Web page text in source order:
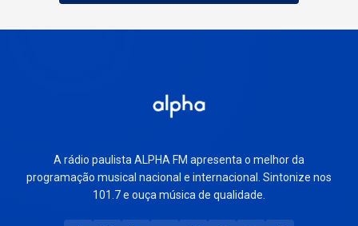
A rádio paulista ALPHA FM apresenta o melhor da
programação musical nacional e internacional. Sintonize nos
101.7 e ouça música de qualidade.